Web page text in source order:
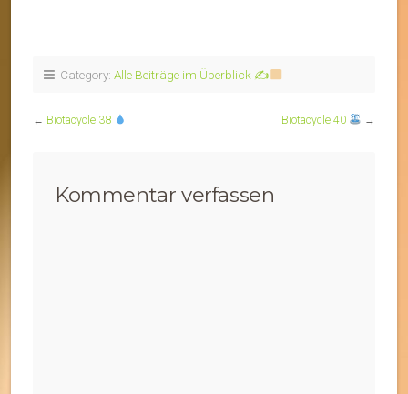
Category: Alle Beiträge im Überblick ✍
← Biotacycle 38 Biotacycle 40 →
Kommentar verfassen